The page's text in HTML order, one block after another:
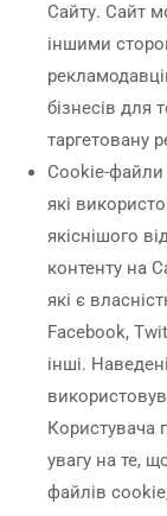
Сайту. Сайт
іншими
бізнесів для
таргетовану
Cookie-файли
які
якіснішого
контенту на
які є
Facebook,
інші.
Користувача
увагу на те,
файлів